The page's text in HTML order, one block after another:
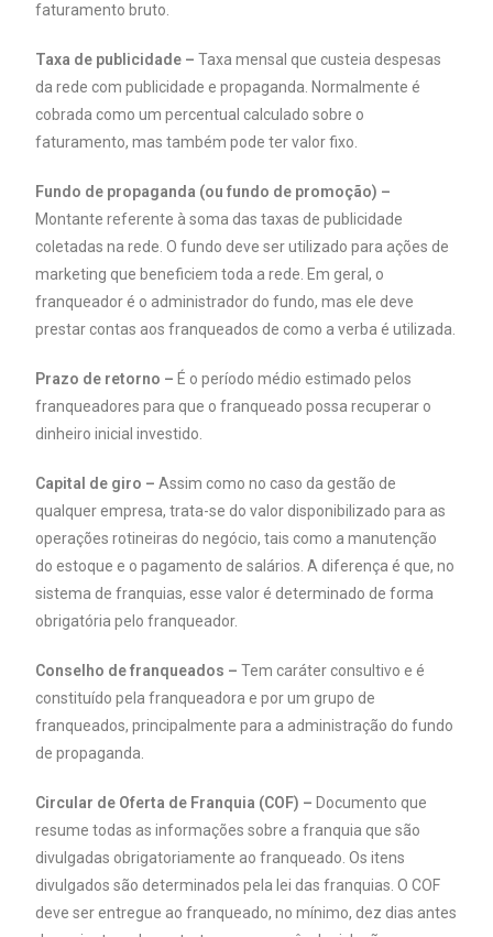
faturamento bruto.
Taxa de publicidade – Taxa mensal que custeia despesas
da rede com publicidade e propaganda. Normalmente é
cobrada como um percentual calculado sobre o
faturamento, mas também pode ter valor fixo.
Fundo de propaganda (ou fundo de promoção) –
Montante referente à soma das taxas de publicidade
coletadas na rede. O fundo deve ser utilizado para ações de
marketing que beneficiem toda a rede. Em geral, o
franqueador é o administrador do fundo, mas ele deve
prestar contas aos franqueados de como a verba é utilizada.
Prazo de retorno – É o período médio estimado pelos
franqueadores para que o franqueado possa recuperar o
dinheiro inicial investido.
Capital de giro – Assim como no caso da gestão de
qualquer empresa, trata-se do valor disponibilizado para as
operações rotineiras do negócio, tais como a manutenção
do estoque e o pagamento de salários. A diferença é que, no
sistema de franquias, esse valor é determinado de forma
obrigatória pelo franqueador.
Conselho de franqueados – Tem caráter consultivo e é
constituído pela franqueadora e por um grupo de
franqueados, principalmente para a administração do fundo
de propaganda.
Circular de Oferta de Franquia (COF) – Documento que
resume todas as informações sobre a franquia que são
divulgadas obrigatoriamente ao franqueado. Os itens
divulgados são determinados pela lei das franquias. O COF
deve ser entregue ao franqueado, no mínimo, dez dias antes